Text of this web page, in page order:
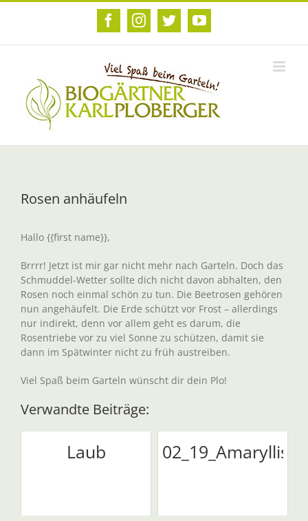
Zum
FacebookInstagram
TwitterYouTube
Rosen anhäufeln
Hallo {{first name}},
Brrrr! Jetzt ist mir gar nicht mehr nach Garteln. Doch das
Schmuddel-Wetter sollte dich nicht davon abhalten, den
Rosen noch einmal schön zu tun. Die Beetrosen gehören
nun angehäufelt. Die Erde schützt vor Frost – allerdings
nur indirekt, denn vor allem geht es darum, die
Rosentriebe vor zu viel Sonne zu schützen, damit sie
dann im Spätwinter nicht zu früh austreiben.
Viel Spaß beim Garteln wünscht dir dein Plo!
Verwandte Beiträge:
Laub 02_19_Amaryllis